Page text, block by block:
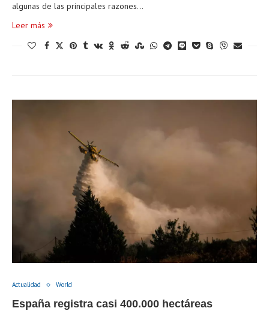
algunas de las principales razones…
Leer más
Actualidad World
España registra casi 400.000 hectáreas